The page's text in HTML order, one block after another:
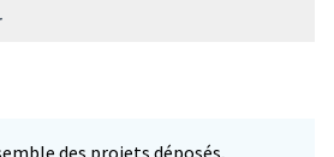
des projets déposés,